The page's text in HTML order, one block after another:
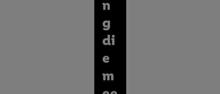
n
g
di
e
m